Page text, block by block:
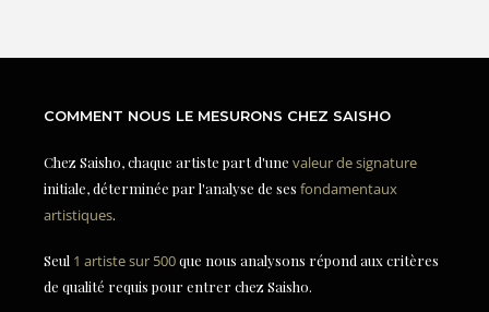
COMMENT NOUS LE MESURONS CHEZ SAISHO
Chez Saisho, chaque artiste part d'une valeur de signature
initiale, déterminée par l'analyse de ses fondamentaux
artistiques.
Seul 1 artiste sur 500que nous analysons répond aux critères
de qualité requis pour entrer chez Saisho.